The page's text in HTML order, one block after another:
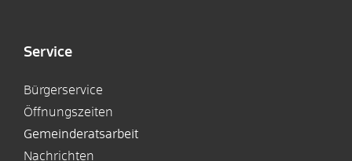
Service
Bürgerservice
Öffnungszeiten
Gemeinderatsarbeit
Nachrichten